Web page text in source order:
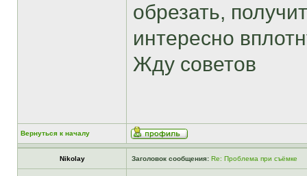
обрезать,
интересно
Жду советов
Вернуться к началу
Nikolay Заголовок сообщения: Re: Проблема при съёмке